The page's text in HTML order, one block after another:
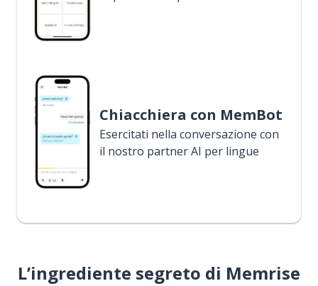
Chiacchiera con MemBot
Esercitati nella conversazione con
il nostro partner AI per lingue
L’ingrediente segreto di Memrise